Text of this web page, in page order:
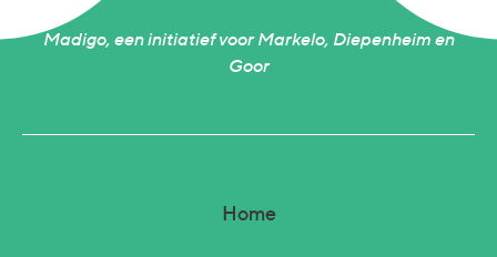
Madigo, een initiatief voor Markelo, Diepenheim en
Goor
Home